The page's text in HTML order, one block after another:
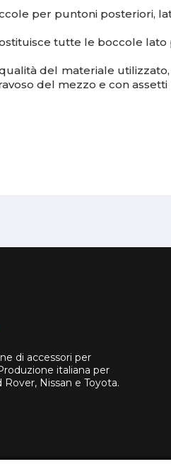
per puntoni posteriori,
tutte le boccole
del materiale
del mezzo e con
di accessori per
italiana per
Rover, Nissan e Toyota.